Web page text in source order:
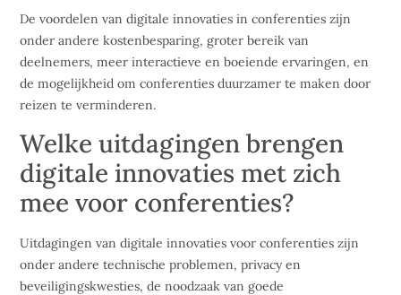
De voordelen van digitale innovaties in conferenties zijn
onder andere kostenbesparing, groter bereik van
deelnemers, meer interactieve en boeiende ervaringen, en
de mogelijkheid om conferenties duurzamer te maken door
reizen te verminderen.
Welke uitdagingen brengen
digitale innovaties met zich
mee voor conferenties?
Uitdagingen van digitale innovaties voor conferenties zijn
onder andere technische problemen, privacy en
beveiligingskwesties, de noodzaak van goede